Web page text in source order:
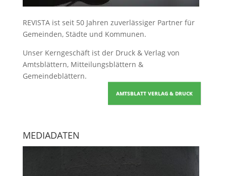
REVISTA ist seit 50 Jahren zuverlässiger Partner für
Gemeinden, Städte und Kommunen.
Unser Kerngeschäft ist der Druck & Verlag von
Amtsblättern, Mitteilungsblättern &
Gemeindeblättern.
AMTSBLATT VERLAG & DRUCK
MEDIADATEN